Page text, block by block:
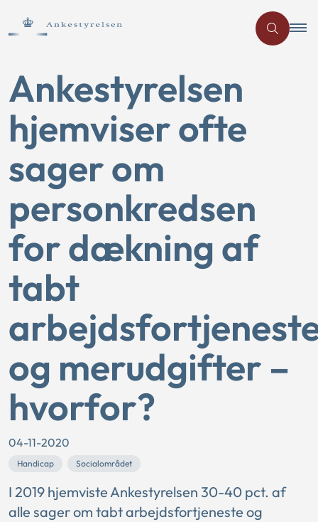
Ankestyrelsen
hjemviser ofte
sager om
personkredsen
for dækning af
tabt
og merudgifter –
hvorfor?
04-11-2020
Handicap Socialområdet
I 2019 hjemviste Ankestyrelsen 30-40 pct. af
alle sager om tabt arbejdsfortjeneste og